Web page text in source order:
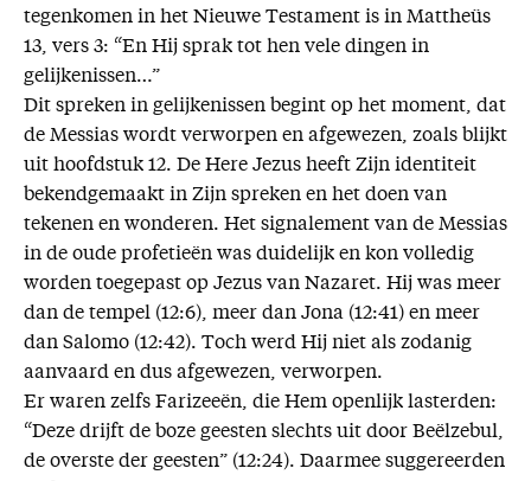
tegenkomen in het Nieuwe Testament is in Mattheüs
13, vers 3: “En Hij sprak tot hen vele dingen in
gelijkenissen…”
Dit spreken in gelijkenissen begint op het moment, dat
de Messias wordt verworpen en afgewezen, zoals blijkt
uit hoofdstuk 12. De Here Jezus heeft Zijn identiteit
bekendgemaakt in Zijn spreken en het doen van
tekenen en wonderen. Het signalement van de Messias
in de oude profetieën was duidelijk en kon volledig
worden toegepast op Jezus van Nazaret. Hij was meer
dan de tempel (12:6), meer dan Jona (12:41) en meer
dan Salomo (12:42). Toch werd Hij niet als zodanig
aanvaard en dus afgewezen, verworpen.
Er waren zelfs Farizeeën, die Hem openlijk lasterden:
“Deze drijft de boze geesten slechts uit door Beëlzebul,
de overste der geesten” (12:24). Daarmee suggereerden